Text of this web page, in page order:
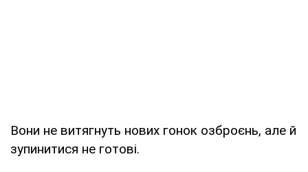
Вони не витягнуть нових гонок озброєнь, але й
зупинитися не готові.